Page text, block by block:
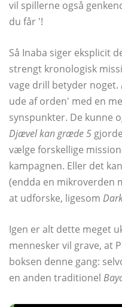
vil spillerne også
du får '!
Så Inaba siger eksplicit
strengt kronologisk
vage drill betyder noget.
ude af orden' med en
synspunkter. De kunne
Djævel kan græde 5
vælge forskellige
kampagnen. Eller det
(endda en mikroverden
at udforske, ligesom
Igen er alt dette meget
mennesker vil grave, at
boksen denne gang:
en anden traditionel